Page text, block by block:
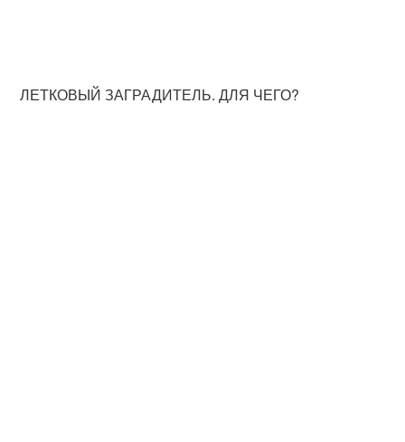
ЛЕТКОВЫЙ ЗАГРАДИТЕЛЬ. ДЛЯ ЧЕГО?